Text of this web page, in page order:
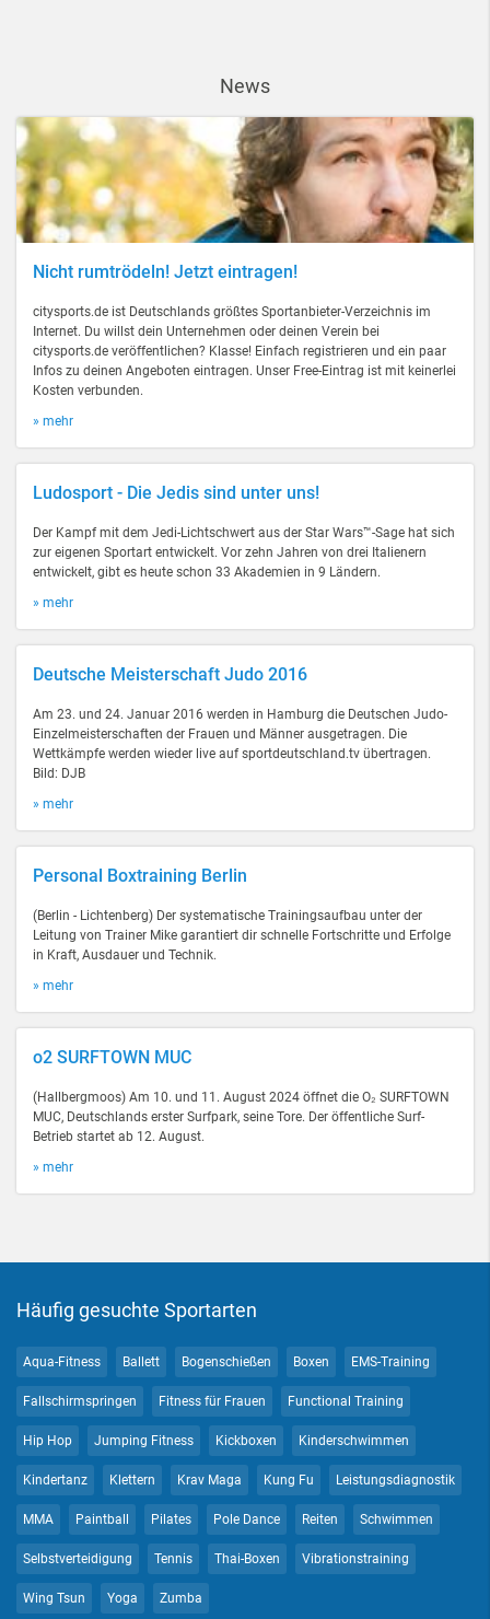
News
Nicht rumtrödeln! Jetzt eintragen!
citysports.de ist Deutschlands größtes Sportanbieter-Verzeichnis im
Internet. Du willst dein Unternehmen oder deinen Verein bei
citysports.de veröffentlichen? Klasse! Einfach registrieren und ein paar
Infos zu deinen Angeboten eintragen. Unser Free-Eintrag ist mit keinerlei
Kosten verbunden.
» mehr
Ludosport - Die Jedis sind unter uns!
Der Kampf mit dem Jedi-Lichtschwert aus der Star Wars™-Sage hat sich
zur eigenen Sportart entwickelt. Vor zehn Jahren von drei Italienern
entwickelt, gibt es heute schon 33 Akademien in 9 Ländern.
» mehr
Deutsche Meisterschaft Judo 2016
Am 23. und 24. Januar 2016 werden in Hamburg die Deutschen Judo-
Einzelmeisterschaften der Frauen und Männer ausgetragen. Die
Wettkämpfe werden wieder live auf sportdeutschland.tv übertragen.
Bild: DJB
» mehr
Personal Boxtraining Berlin
(Berlin - Lichtenberg) Der systematische Trainingsaufbau unter der
Leitung von Trainer Mike garantiert dir schnelle Fortschritte und Erfolge
in Kraft, Ausdauer und Technik.
» mehr
o2 SURFTOWN MUC
(Hallbergmoos) Am 10. und 11. August 2024 öffnet die O₂ SURFTOWN
MUC, Deutschlands erster Surfpark, seine Tore. Der öffentliche Surf-
Betrieb startet ab 12. August.
» mehr
Häufig gesuchte Sportarten
Aqua-Fitness Ballett Bogenschießen Boxen EMS-Training
Fallschirmspringen Fitness für Frauen Functional Training
Hip Hop Jumping Fitness Kickboxen Kinderschwimmen
Kindertanz Klettern Krav Maga Kung Fu Leistungsdiagnostik
MMA Paintball Pilates Pole Dance Reiten Schwimmen
Selbstverteidigung Tennis Thai-Boxen Vibrationstraining
Wing Tsun Yoga Zumba